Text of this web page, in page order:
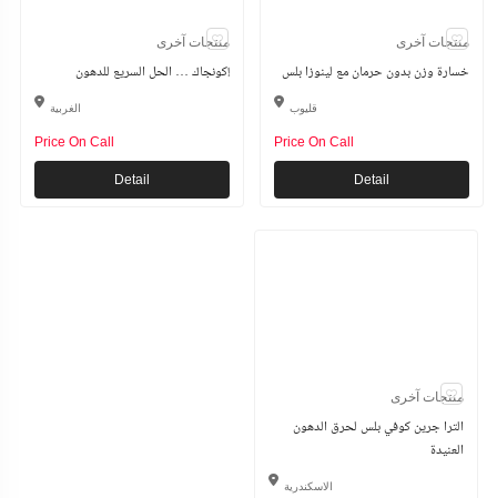
منتجات آخرى
كونجاك … الحل السريع للدهون!
الغربية
Price On Call
Detail
منتجات آخرى
خسارة وزن بدون حرمان مع لينوزا بلس
قليوب
Price On Call
Detail
منتجات آخرى
الترا جرين كوفي بلس لحرق الدهون
العنيدة
الاسكندرية